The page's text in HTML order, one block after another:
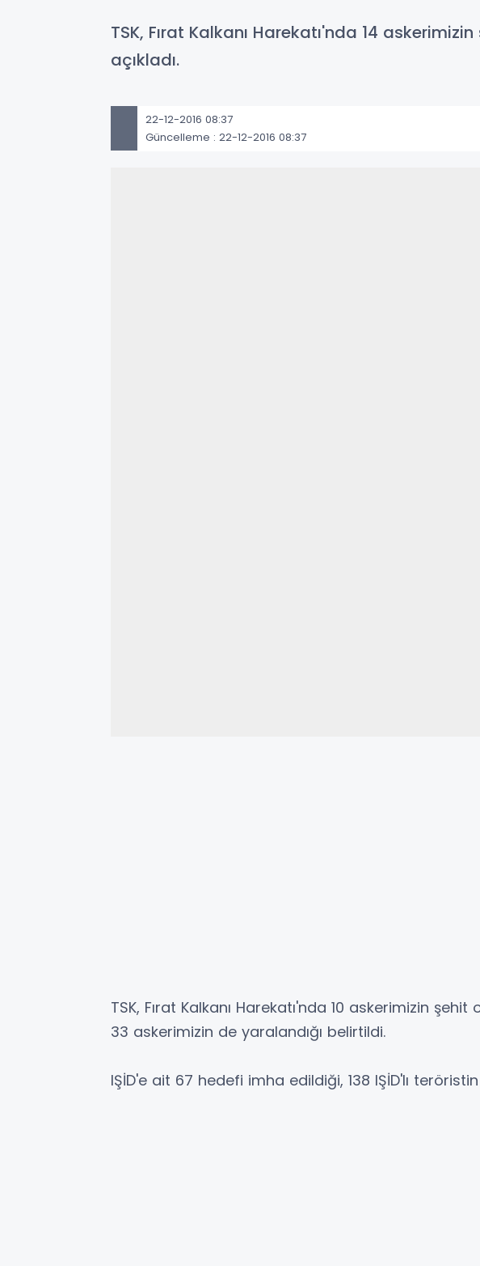
TSK, Fırat Kalkanı Harekatı'nda 14
açıkladı.
22-12-2016 08:37
Güncelleme : 22-12-2016 08:37
TSK, Fırat Kalkanı Harekatı'nda 10 askerimizin şehit
33 askerimizin de yaralandığı belirtildi.
IŞİD'e ait 67 hedefi imha edildiği, 138 IŞİD'lı